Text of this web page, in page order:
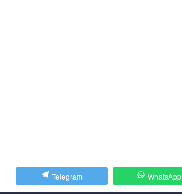
WhatsApp
Telegram